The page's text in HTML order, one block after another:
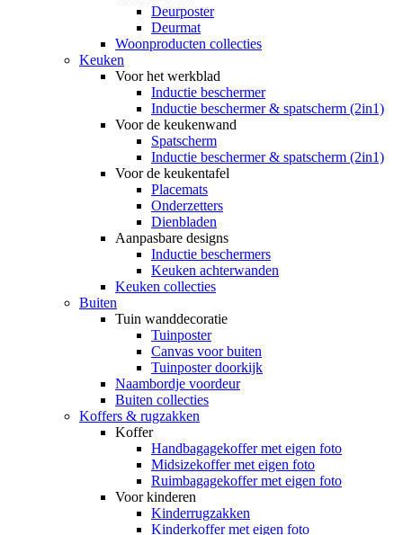
Deurposter
Deurmat
Woonproducten collecties
Keuken
Voor het werkblad
Inductie beschermer
Inductie beschermer & spatscherm (2in1)
Voor de keukenwand
Spatscherm
Inductie beschermer & spatscherm (2in1)
Voor de keukentafel
Placemats
Onderzetters
Dienbladen
Aanpasbare designs
Inductie beschermers
Keuken achterwanden
Keuken collecties
Buiten
Tuin wanddecoratie
Tuinposter
Canvas voor buiten
Tuinposter doorkijk
Naambordje voordeur
Buiten collecties
Koffers & rugzakken
Koffer
Handbagagekoffer met eigen foto
Midsizekoffer met eigen foto
Ruimbagagekoffer met eigen foto
Voor kinderen
Kinderrugzakken
Kinderkoffer met eigen foto